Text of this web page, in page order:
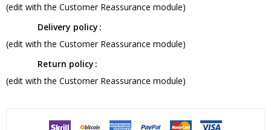
(edit with the Customer Reassurance module)
Delivery policy
(edit with the Customer Reassurance module)
Return policy
(edit with the Customer Reassurance module)